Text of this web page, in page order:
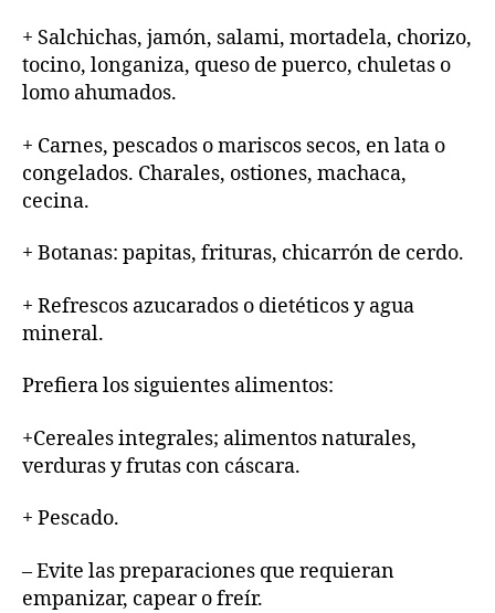
+ Salchichas, jamón, salami, mortadela, chorizo,
tocino, longaniza, queso de puerco, chuletas o
lomo ahumados.
+ Carnes, pescados o mariscos secos, en lata o
congelados. Charales, ostiones, machaca,
cecina.
+ Botanas: papitas, frituras, chicarrón de cerdo.
+ Refrescos azucarados o dietéticos y agua
mineral.
Prefiera los siguientes alimentos:
+Cereales integrales; alimentos naturales,
verduras y frutas con cáscara.
+ Pescado.
– Evite las preparaciones que requieran
empanizar, capear o freír.